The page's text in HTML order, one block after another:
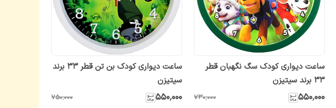
ساعت دیواری کودک سگ نگهبان قطر
۳۳ برند سیتیزن
۵۵۰٬۰۰۰ ۷۳۰٬۰۰۰
ساعت دیواری کودک بن تن قطر ۳۳ برند
سیتیزن
۵۵۰٬۰۰۰ ۷۵۰٬۰۰۰